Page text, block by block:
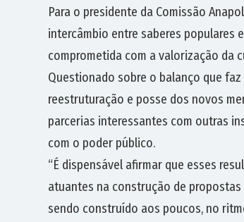
Para o presidente da Comissão
intercâmbio entre saberes populares
comprometida com a valorização da
Questionado sobre o balanço que
reestruturação e posse dos novos
parcerias interessantes com outras
com o poder público.
“É dispensável afirmar que esses
atuantes na construção de
sendo construído aos poucos, no